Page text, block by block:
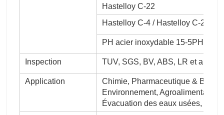
Hastelloy C-22
Hastelloy C-4 / Hastelloy C-2000
PH acier inoxydable 15-5PH / 17-
Inspection TUV, SGS, BV, ABS, LR et ainsi
Application
Chimie, Pharmaceutique & Bio-
Environnement, Agroalimentaire,
Évacuation des eaux usées,